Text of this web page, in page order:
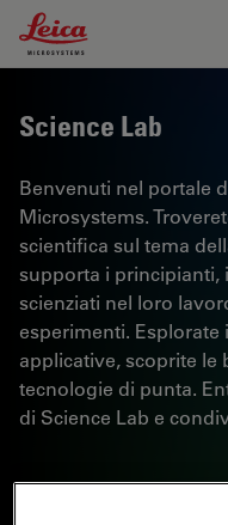
Leica Microsystems
Science Lab
Benvenuti nel portale
Microsystems.
scientifica sul tema
supporta i principianti,
scienziati nel loro
esperimenti.
applicative, scoprite le
tecnologie di punta.
di Science Lab e